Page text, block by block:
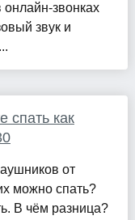
звонках
звук и
спать как
от
можно спать?
В чём разница?